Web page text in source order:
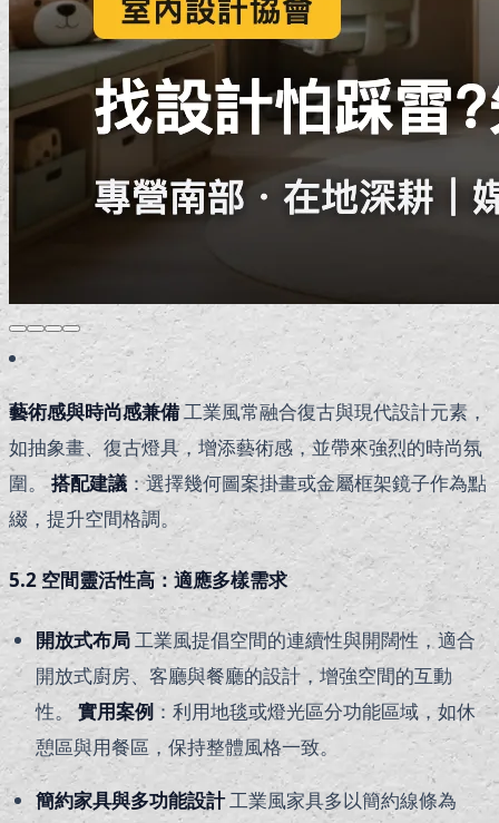
藝術感與時尚感兼備工業風常融合復古與現代設計元素，
如抽象畫、復古燈具，增添藝術感，並帶來強烈的時尚氛
圍。搭配建議 ：選擇幾何圖案掛畫或金屬框架鏡子作為點
綴，提升空間格調。
5.2 空間靈活性高：適應多樣需求
開放式布局工業風提倡空間的連續性與開闊性，適合
開放式廚房、客廳與餐廳的設計，增強空間的互動
性。 實用案例 ：利用地毯或燈光區分功能區域，如休
憩區與用餐區，保持整體風格一致。
簡約家具與多功能設計工業風家具多以簡約線條為